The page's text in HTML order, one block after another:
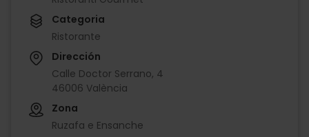
Categoria
Ristorante
Dirección
Calle Doctor Serrano, 4
46006 València
Zona
Ruzafa e Ensanche